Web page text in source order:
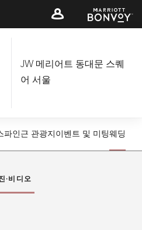
JW 메리어트 동대문 스퀘
어 서울
파인근 관광지이벤트 및 미팅웨딩
·비디오